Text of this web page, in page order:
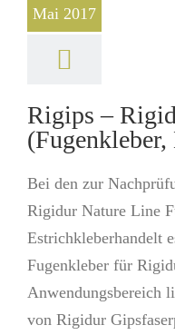
Mai 2017
Rigips –
Bei den zur
Rigidur Nature Line
Estrichkleberhandelt
Fugenkleber für
Anwendungsbereich
von Rigidur